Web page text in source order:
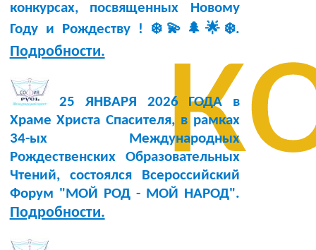
конкурсах, посвященных Новому
Году и Рождеству ! ❄️💫🌲🌟❄️.
Подробности.
25 ЯНВАРЯ 2026 ГОДА в
Храме Христа Спасителя, в рамках
34-ых Международных
Рождественских Образовательных
Чтений, состоялся Всероссийский
Форум "МОЙ РОД - МОЙ НАРОД".
Подробности.